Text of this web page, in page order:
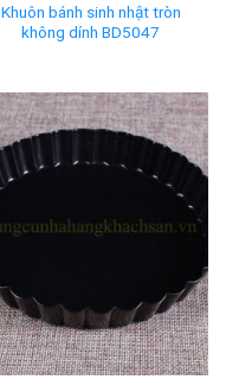
Khuôn bánh sinh nhật tròn
không dính BD5047